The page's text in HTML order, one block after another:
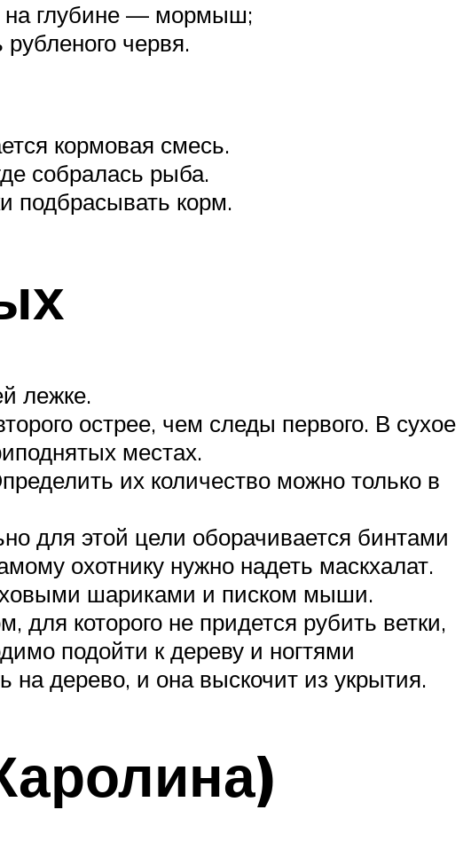
на глубине — мормыш;
червя.
кормовая смесь.
собралась рыба.
подбрасывать корм.
лежке.
острее, чем следы первого. В сухое
местах.
их количество можно только в
для этой цели оборачивается бинтами
охотнику нужно надеть маскхалат.
шариками и писком мыши.
которого не придется рубить ветки,
подойти к дереву и ногтями
на дерево, и она выскочит из укрытия.